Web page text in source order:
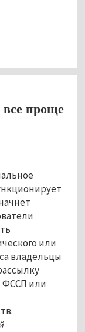
все проще
или
владельцы
ФССП или